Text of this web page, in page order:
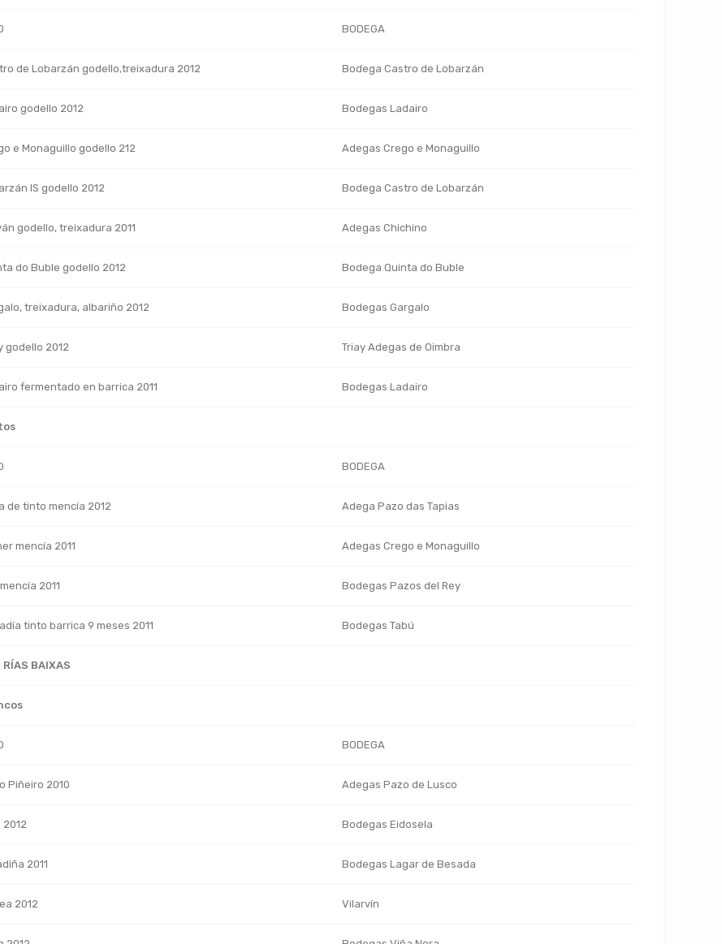
BODEGA
de Lobarzán godello,treixadura 2012 Bodega Castro de Lobarzán
godello 2012 Bodegas Ladairo
e Monaguillo godello 212 Adegas Crego e Monaguillo
IS godello 2012 Bodega Castro de Lobarzán
godello, treixadura 2011 Adegas Chichino
do Buble godello 2012 Bodega Quinta do Buble
treixadura, albariño 2012 Bodegas Gargalo
godello 2012 Triay Adegas de Oimbra
fermentado en barrica 2011 Bodegas Ladairo
BODEGA
de tinto mencía 2012 Adega Pazo das Tapias
mencía 2011 Adegas Crego e Monaguillo
2011 Bodegas Pazos del Rey
tinto barrica 9 meses 2011 Bodegas Tabú
RÍAS BAIXAS
BODEGA
Piñeiro 2010 Adegas Pazo de Lusco
2012 Bodegas Eidosela
2011 Bodegas Lagar de Besada
2012 Vilarvín